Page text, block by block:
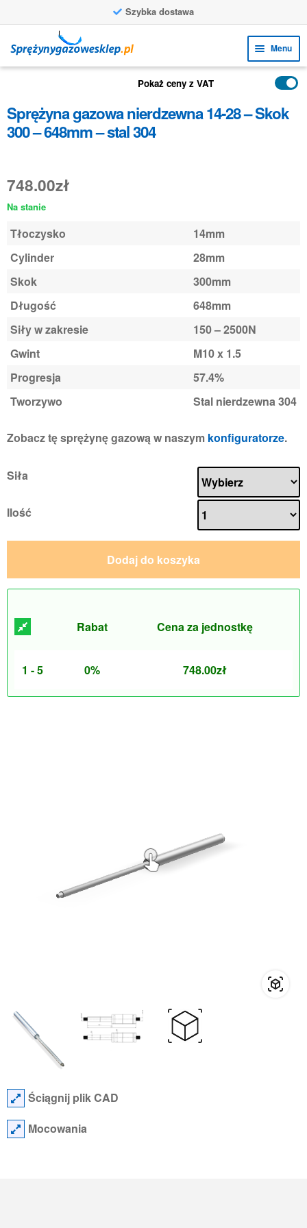
Szybka dostawa
do
nawigacji
do
treści
Menu
menu
PRODUKTY
menu
ZASTOSOWANIA
FAQ
Pokaż ceny z VAT
Sprężyna gazowa nierdzewna 14-28 – Skok
300 – 648mm – stal 304
748.00zł
Na stanie
Tłoczysko
14mm
Cylinder
28mm
Skok
300mm
Długość
648mm
Siły w zakresie
150 – 2500N
Gwint
M10 x 1.5
Progresja
57.4%
Tworzywo
Stal nierdzewna 304
Zobacz tę sprężynę gazową w naszym konfiguratorze.
Siła
Ilość
Dodaj do koszyka
Rabat Cena za jednostkę
1 - 5 0% 748.00zł
Ściągnij plik CAD
Mocowania